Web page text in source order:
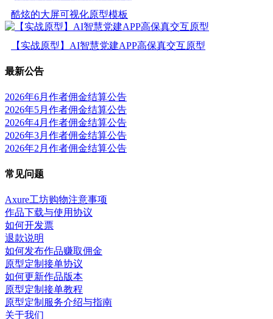
酷炫的大屏可视化原型模板
【实战原型】AI智慧党建APP高保真交互原型
最新公告
2026年6月作者佣金结算公告
2026年5月作者佣金结算公告
2026年4月作者佣金结算公告
2026年3月作者佣金结算公告
2026年2月作者佣金结算公告
常见问题
Axure工坊购物注意事项
作品下载与使用协议
如何开发票
退款说明
如何发布作品赚取佣金
原型定制接单协议
如何更新作品版本
原型定制接单教程
原型定制服务介绍与指南
关于我们